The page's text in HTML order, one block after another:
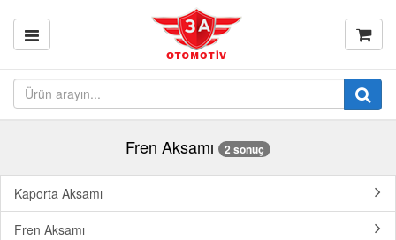
Fren Aksamı 2 sonuç
Kaporta Aksamı
Fren Aksamı